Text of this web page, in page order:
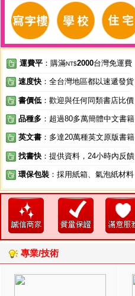
運費平 ：購滿NT$2000台灣免運費
速度快 ：全台灣地區都以速遞發貨
書價低 ：歡迎與任何同類書店比價
品種多 ：超過80多萬簡體中文書籍
英文書 ：多達20萬種英文原版書籍
找書快 ：提供資料，24小時內反饋
環保包裝 ：採用紙箱、氣泡紙材料
專業/技術